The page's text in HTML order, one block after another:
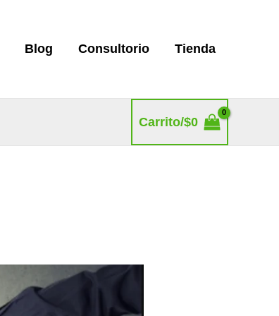
Blog Consultorio Tienda
Carrito/$0